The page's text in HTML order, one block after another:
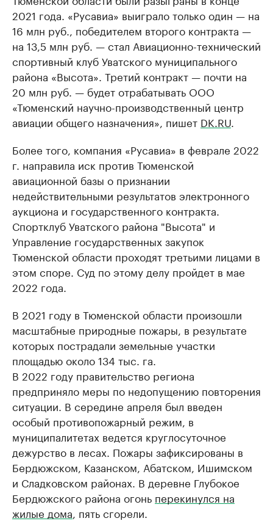
2021 года. «Русавиа» выиграло только один — на
16 млн руб., победителем второго контракта —
на 13,5 млн руб. — стал Авиационно-технический
спортивный клуб Уватского муниципального
района «Высота». Третий контракт — почти на
20 млн руб. — будет отрабатывать ООО
«Тюменский научно-производственный центр
авиации общего назначения», пишет DK.RU
Более того, компания «Русавиа» в феврале 2022
г. направила иск против Тюменской
авиационной базы о признании
недействительными результатов электронного
аукциона и государственного контракта.
Спортклуб Уватского района "Высота" и
Управление государственных закупок
Тюменской области проходят третьими лицами в
этом споре. Суд по этому делу пройдет в мае
2022 года.
В 2021 году в Тюменской области произошли
масштабные природные пожары, в результате
которых пострадали земельные участки
площадью около 134 тыс. га.
В 2022 году правительство региона
предприняло меры по недопущению повторения
ситуации. В середине апреля был введен
особый противопожарный режим, в
муниципалитетах ведется круглосуточное
дежурство в лесах. Пожары зафиксированы в
Бердюжском, Казанском, Абатском, Ишимском
и Сладковском районах. В деревне Глубокое
Бердюжского района огонь перекинулся на
жилые дома , пять сгорели.